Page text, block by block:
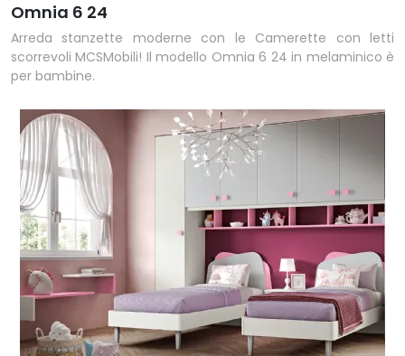
Omnia 6 24
Arreda stanzette moderne con le Camerette con letti
scorrevoli MCSMobili! Il modello Omnia 6 24 in melaminico è
per bambine.